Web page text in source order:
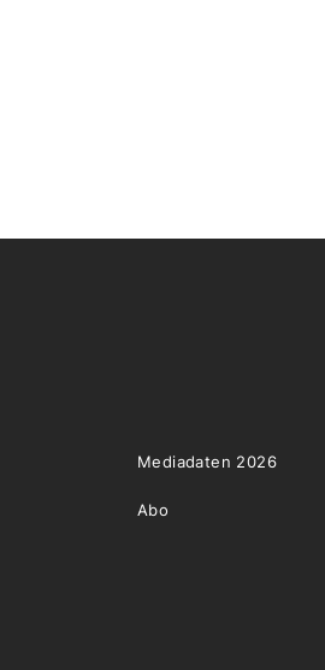
Mediadaten 2026
Abo